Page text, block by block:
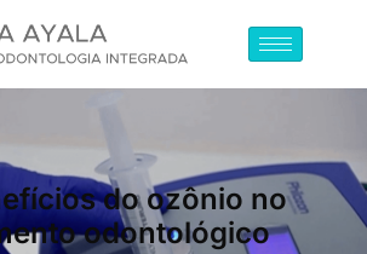
do ozônio no
odontológico